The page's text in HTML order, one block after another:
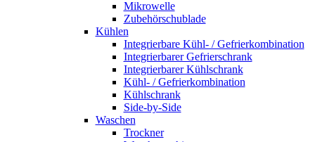
Mikrowelle
Zubehörschublade
Kühlen
Integrierbare Kühl- / Gefrierkombination
Integrierbarer Gefrierschrank
Integrierbarer Kühlschrank
Kühl- / Gefrierkombination
Kühlschrank
Side-by-Side
Waschen
Trockner